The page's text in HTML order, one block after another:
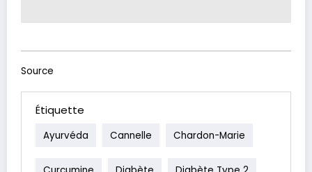
Source
Étiquette
Ayurvéda Cannelle Chardon-Marie